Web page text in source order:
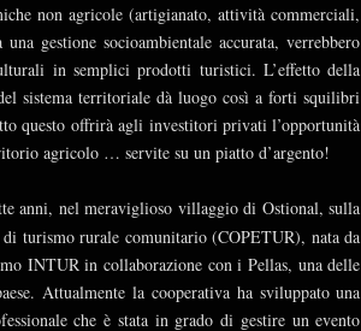
non agricole (artigianato, attività commerciali,
gestione socioambientale accurata, verrebbero
in semplici prodotti turistici. L’effetto della
sistema territoriale dà luogo così a forti squilibri
questo offrirà agli investitori privati l’opportunità
agricolo … servite su un piatto d’argento!
anni, nel meraviglioso villaggio di Ostional, sulla
turismo rurale comunitario (COPETUR), nata da
INTUR in collaborazione con i Pellas, una delle
Attualmente la cooperativa ha sviluppato una
che è stata in grado di gestire un evento